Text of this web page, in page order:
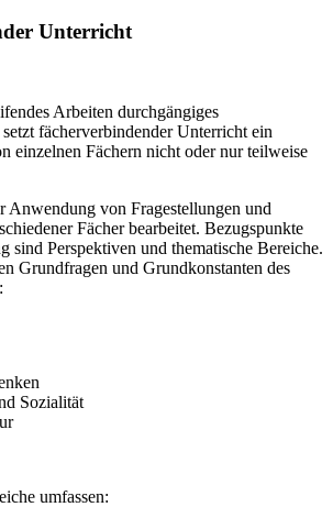
Unterricht
Arbeiten durchgängiges
fächerverbindender Unterricht ein
einzelnen Fächern nicht oder nur teilweise
Anwendung von Fragestellungen und
Fächer bearbeitet. Bezugspunkte
sind Perspektiven und thematische Bereiche.
Grundfragen und Grundkonstanten des
Sozialität
umfassen: